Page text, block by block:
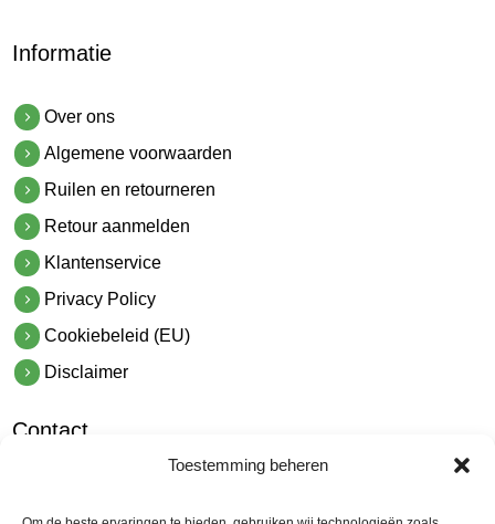
Toestemming beheren
Informatie
Over ons
Algemene voorwaarden
Ruilen en retourneren
Retour aanmelden
Klantenservice
Privacy Policy
Cookiebeleid (EU)
Disclaimer
Contact